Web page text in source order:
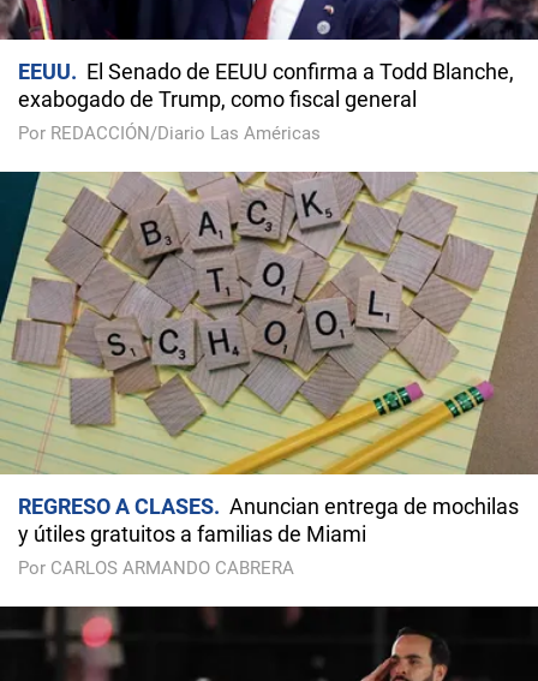
EEUU
El Senado de EEUU confirma a Todd Blanche,
exabogado de Trump, como fiscal general
Por REDACCIÓN/Diario Las Américas
REGRESO A CLASES
Anuncian entrega de mochilas
y útiles gratuitos a familias de Miami
Por CARLOS ARMANDO CABRERA